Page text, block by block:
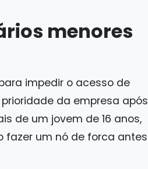
menores
impedir o acesso de
da empresa após
de um jovem de 16 anos,
fazer um nó de forca antes